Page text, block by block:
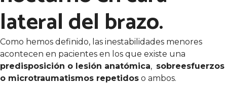
lateral del brazo.
Como hemos definido, las inestabilidades menores
acontecen en pacientes en los que existe una
predisposición o lesión anatómica, sobreesfuerzos
o microtraumatismos repetidos o ambos.